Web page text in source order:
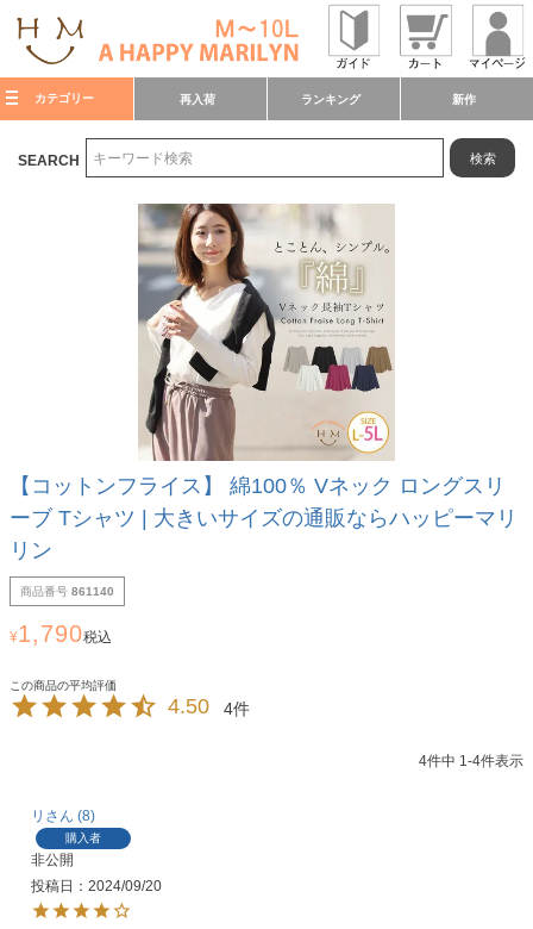
カテゴリー 再入荷 ランキング 新作
SEARCH 検索
【コットンフライス】 綿100％ Vネック ロングスリ
ーブ Tシャツ | 大きいサイズの通販ならハッピーマリ
リン
商品番号 861140
¥1,790税込
4.50 4
4件中 1-4件表示
リ 8
購入者
非公開
投稿日
2024/09/20